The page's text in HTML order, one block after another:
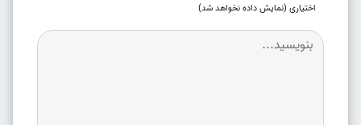
اختیاری (نمایش داده نخواهد شد)